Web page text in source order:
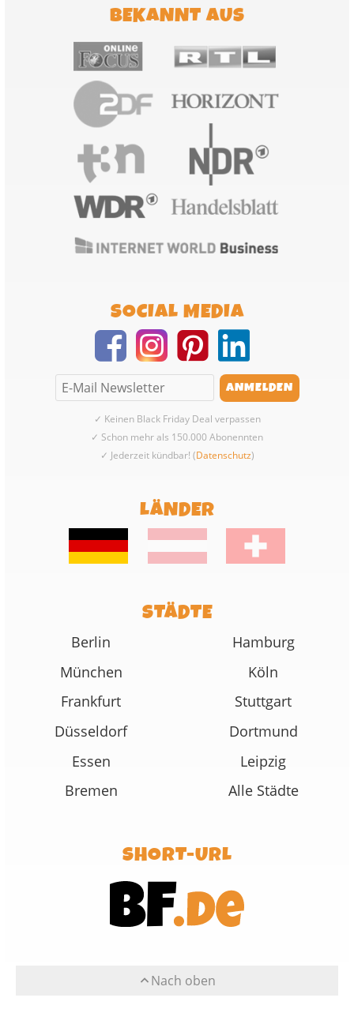
BEKANNT AUS
SOCIAL MEDIA
✓ Keinen Black Friday Deal verpassen
✓ Schon mehr als 150.000 Abonennten
✓ Jederzeit kündbar! (Datenschutz)
LÄNDER
STÄDTE
Berlin
Hamburg
München
Köln
Frankfurt
Stuttgart
Düsseldorf
Dortmund
Essen
Leipzig
Bremen
Alle Städte
SHORT-URL
Nach oben